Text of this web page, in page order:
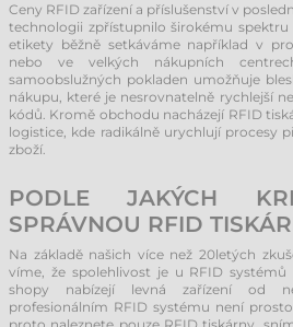
Ceny RFID zařízení a příslušenství v
technologii zpřístupnilo širokému spektru
etikety běžně setkáváme například v
nebo ve velkých nákupních
samoobslužných pokladen umožňuje
nákupu, které je nesrovnatelně rychlejší
kódů. Kromě obchodu nacházejí RFID
logistice, kde radikálně urychlují procesy
zboží.
PODLE JAKÝCH
SPRÁVNOU RFID
Na základě našich více než 20letých
víme, že spolehlivost je u RFID
shopy nabízejí levná zařízení od
profesionálním RFID systému není